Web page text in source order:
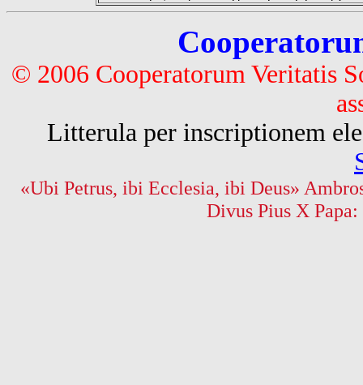
© 2006 Cooperatorum Veritatis
Litterula per inscriptionem
«Ubi Petrus, ibi Ecclesia, ibi Deus»
Divus Pius X Papa: